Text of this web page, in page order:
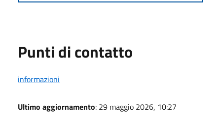
Punti di contatto
informazioni
Ultimo aggiornamento: 29 maggio 2026, 10:27